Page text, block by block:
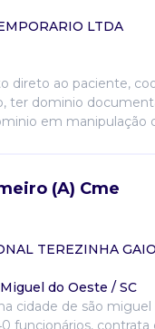
LTDA
direto ao paciente,
ter dominio
em manipulação
(A) Cme
TEREZINHA
do Oeste / SC
cidade de são
funcionários,